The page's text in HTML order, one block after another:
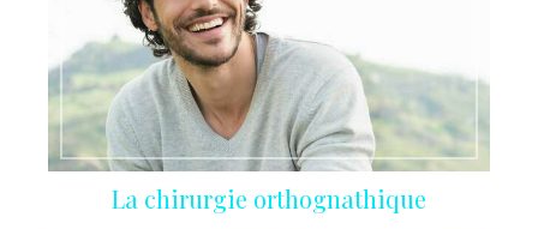
La chirurgie orthognathique